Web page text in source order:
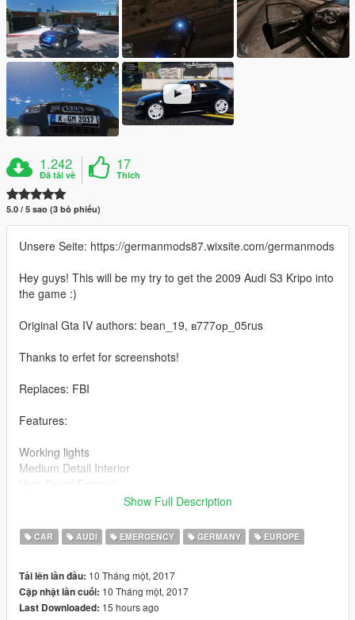
1.242
Đã tải về
17
Thích
5.0 / 5 sao (3 bỏ phiếu)
Unsere Seite: https://germanmods87.wixsite.com/germanmods
Hey guys! This will be my try to get the 2009 Audi S3 Kripo into
the game :)
Original Gta IV authors: bean_19, в777ор_05rus
Thanks to erfet for screenshots!
Replaces: FBI
Features:
Working lights
Medium Detail Interior
Breakable Glass
L0ds
plate by GermanMods 1
Car: Zievs
https://de.gta5-mods.com/vehicles/2009-audi-s3
Show Full Description
CAR AUDI EMERGENCY GERMANY EUROPE
Tải lên lần đầu: 10 Tháng một, 2017
Cập nhật lần cuối: 10 Tháng một, 2017
Last Downloaded: 15 hours ago